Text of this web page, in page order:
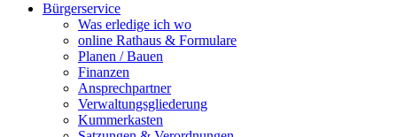
Bürgerservice
Was erledige ich wo
online Rathaus & Formulare
Planen / Bauen
Finanzen
Ansprechpartner
Verwaltungsgliederung
Kummerkasten